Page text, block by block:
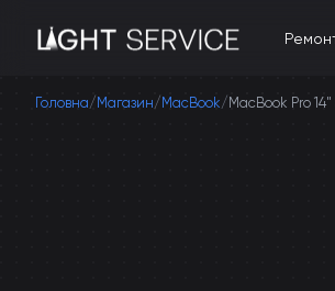
Головна/ Магазин/ MacBook/ MacBook Pro